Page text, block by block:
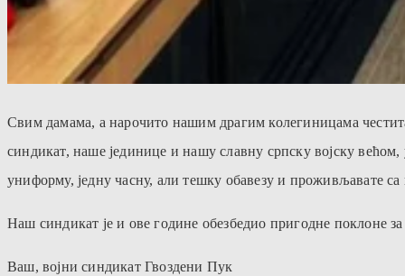
Свим дамама, а нарочито нашим драгим колегиницама
синдикат, наше јединице и нашу славну српску војску
униформу, једну часну, али тешку обавезу и проживљавате
Наш синдикат је и ове године обезбедио пригодне поклоне
Ваш, војни синдикат Гвоздени Пук